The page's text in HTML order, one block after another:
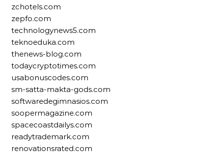
zchotels.com
zepfo.com
technologynews5.com
teknoeduka.com
thenews-blog.com
todaycryptotimes.com
usabonuscodes.com
sm-satta-makta-gods.com
softwaredegimnasios.com
soopermagazine.com
spacecoastdailys.com
readytrademark.com
renovationsrated.com